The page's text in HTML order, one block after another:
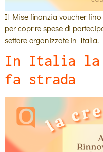
Il Mise finanzia voucher
per coprire spese di
settore organizzate in Italia.
In Italia la
fa strada